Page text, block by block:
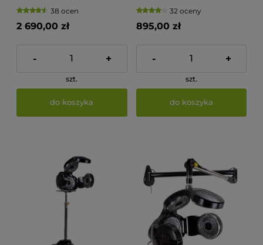
38 ocen
2 690,00 zł
- +
szt.
do koszyka
32 oceny
895,00 zł
- +
szt.
do koszyka